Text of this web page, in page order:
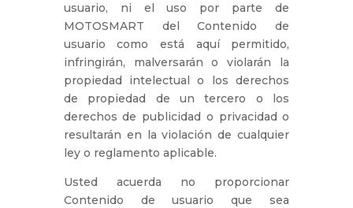
usuario, ni el uso por parte de
MOTOSMART del Contenido de
usuario como está aquí permitido,
infringirán, malversarán o violarán la
propiedad intelectual o los derechos
de propiedad de un tercero o los
derechos de publicidad o privacidad o
resultarán en la violación de cualquier
ley o reglamento aplicable.
Usted acuerda no proporcionar
Contenido de usuario que sea